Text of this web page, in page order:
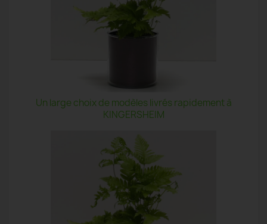
Un large choix de modèles livrés rapidement à
KINGERSHEIM